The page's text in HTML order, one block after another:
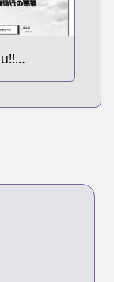
hen: